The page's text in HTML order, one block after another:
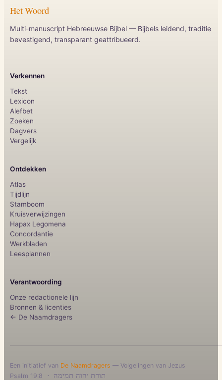
Het Woord
Multi-manuscript Hebreeuwse Bijbel — Bijbels leidend, traditie
bevestigend, transparant geattribueerd.
Verkennen
Tekst
Lexicon
Alefbet
Zoeken
Dagvers
Vergelijk
Ontdekken
Atlas
Tijdlijn
Stamboom
Kruisverwijzingen
Hapax Legomena
Concordantie
Werkbladen
Leesplannen
Verantwoording
Onze redactionele lijn
Bronnen & licenties
← De Naamdragers
Een initiatief van De Naamdragers — Volgelingen van Jezus
תורת יהוה תמימה ·
Psalm 19:8